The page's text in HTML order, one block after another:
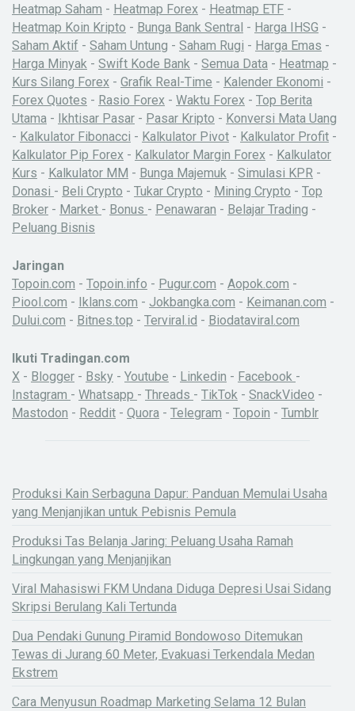
Heatmap Saham - Heatmap Forex - Heatmap ETF -
Heatmap Koin Kripto - Bunga Bank Sentral - Harga IHSG -
Saham Aktif - Saham Untung - Saham Rugi - Harga Emas -
Harga Minyak - Swift Kode Bank - Semua Data - Heatmap -
Kurs Silang Forex - Grafik Real-Time - Kalender Ekonomi -
Forex Quotes - Rasio Forex - Waktu Forex - Top Berita
Utama - Ikhtisar Pasar - Pasar Kripto - Konversi Mata Uang
- Kalkulator Fibonacci - Kalkulator Pivot - Kalkulator Profit -
Kalkulator Pip Forex - Kalkulator Margin Forex - Kalkulator
Kurs - Kalkulator MM - Bunga Majemuk - Simulasi KPR -
Donasi - Beli Crypto - Tukar Crypto - Mining Crypto - Top
Broker - Market - Bonus - Penawaran - Belajar Trading -
Peluang Bisnis
Jaringan
Topoin.com - Topoin.info - Pugur.com - Aopok.com -
Piool.com - Iklans.com - Jokbangka.com - Keimanan.com -
Dului.com - Bitnes.top - Terviral.id - Biodataviral.com
Ikuti Tradingan.com
X - Blogger - Bsky - Youtube - Linkedin - Facebook -
Instagram - Whatsapp - Threads - TikTok - SnackVideo -
Mastodon - Reddit - Quora - Telegram - Topoin - Tumblr
Produksi Kain Serbaguna Dapur: Panduan Memulai Usaha
yang Menjanjikan untuk Pebisnis Pemula
Produksi Tas Belanja Jaring: Peluang Usaha Ramah
Lingkungan yang Menjanjikan
Viral Mahasiswi FKM Undana Diduga Depresi Usai Sidang
Skripsi Berulang Kali Tertunda
Dua Pendaki Gunung Piramid Bondowoso Ditemukan
Tewas di Jurang 60 Meter, Evakuasi Terkendala Medan
Ekstrem
Cara Menyusun Roadmap Marketing Selama 12 Bulan